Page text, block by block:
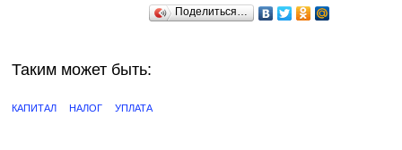
Поделиться…
Таким может быть:
КАПИТАЛ НАЛОГ УПЛАТА